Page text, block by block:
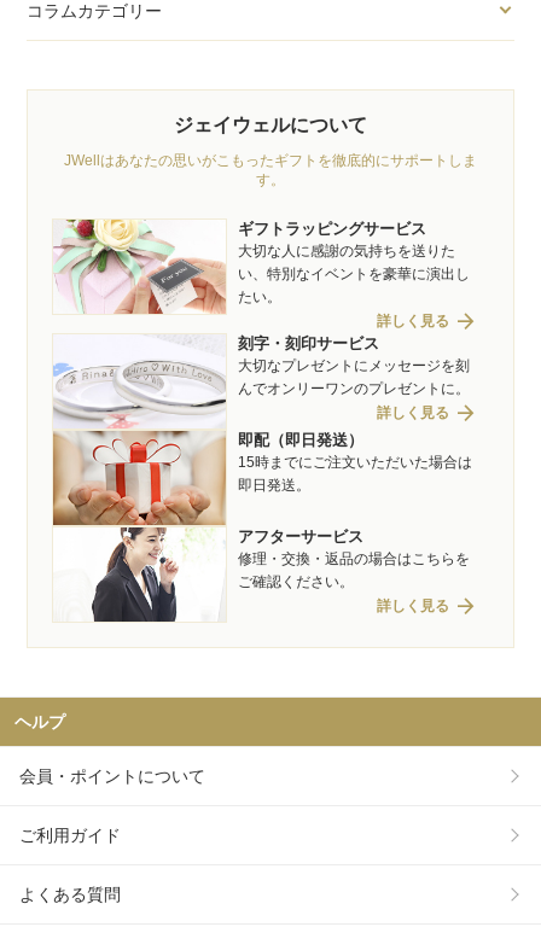
コラムカテゴリー
ジェイウェルについて
JWellはあなたの思いがこもったギフトを徹底的にサポートしま
す。
ギフトラッピングサービス
大切な人に感謝の気持ちを送りた
い、特別なイベントを豪華に演出し
たい。
詳しく見る arrow_forward
刻字・刻印サービス
大切なプレゼントにメッセージを刻
んでオンリーワンのプレゼントに。
詳しく見る arrow_forward
即配（即日発送）
15時までにご注文いただいた場合は
即日発送。
アフターサービス
修理・交換・返品の場合はこちらを
ご確認ください。
詳しく見る arrow_forward
ヘルプ
会員・ポイントについて
ご利用ガイド
よくある質問